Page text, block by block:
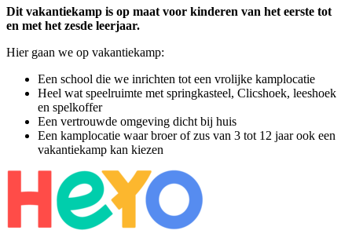
Dit vakantiekamp is op maat voor kinderen van het eerste tot
en met het zesde leerjaar.
Hier gaan we op vakantiekamp:
Een school die we inrichten tot een vrolijke kamplocatie
Heel wat speelruimte met springkasteel, Clicshoek, leeshoek
en spelkoffer
Een vertrouwde omgeving dicht bij huis
Een kamplocatie waar broer of zus van 3 tot 12 jaar ook een
vakantiekamp kan kiezen